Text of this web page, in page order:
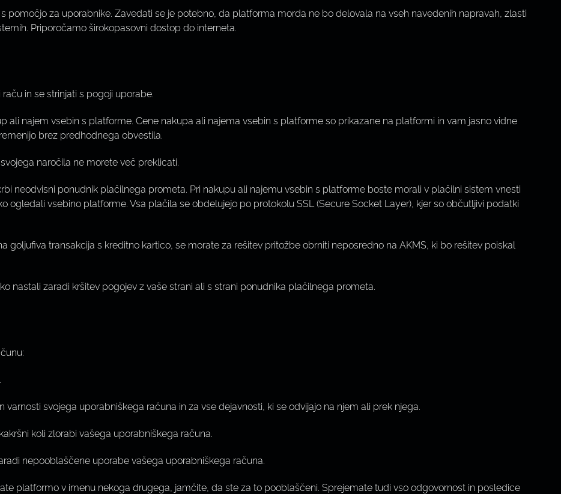
pomočjo za uporabnike. Zavedati se je potebno, da platforma morda ne bo delovala na vseh navedenih napravah, zlasti
Priporočamo širokopasovni dostop do interneta.
in se strinjati s pogoji uporabe.
ali najem vsebin s platforme. Cene nakupa ali najema vsebin s platforme so prikazane na platformi in vam jasno vidne
brez predhodnega obvestila.
naročila ne morete več preklicati.
neodvisni ponudnik plačilnega prometa. Pri nakupu ali najemu vsebin s platforme boste morali v plačilni sistem vnesti
ogledali vsebino platforme. Vsa plačila se obdelujejo po protokolu SSL (Secure Socket Layer), kjer so občutljivi podatki
goljufiva transakcija s kreditno kartico, se morate za rešitev pritožbe obrniti neposredno na AKMS, ki bo rešitev poiskal
nastali zaradi kršitev pogojev z vaše strani ali s strani ponudnika plačilnega prometa.
svojega uporabniškega računa in za vse dejavnosti, ki se odvijajo na njem ali prek njega.
koli zlorabi vašega uporabniškega računa.
nepooblaščene uporabe vašega uporabniškega računa.
platformo v imenu nekoga drugega, jamčite, da ste za to pooblaščeni. Sprejemate tudi vso odgovornost in posledice